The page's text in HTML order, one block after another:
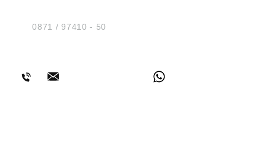
Tel.:0871 / 97410 - 50